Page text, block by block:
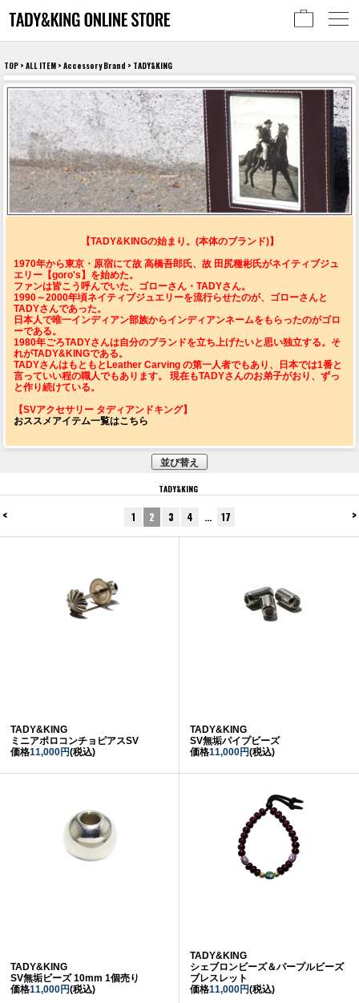
TOP > ALL ITEM > Accessory Brand > TADY&KING
【TADY&KINGの始まり。(本体のブランド)】
1970年から東京・原宿にて故 高橋吾郎氏、故 田尻種彬氏がネイティブジュ
エリー【goro's】を始めた。
ファンは皆こう呼んでいた、ゴローさん・TADYさん。
1990～2000年頃ネイティブジュエリーを流行らせたのが、ゴローさんと
TADYさんであった。
日本人で唯一インディアン部族からインディアンネームをもらったのがゴロ
ーである。
1980年ごろTADYさんは自分のブランドを立ち上げたいと思い独立する。そ
れがTADY&KINGである。
TADYさんはもともとLeather Carving の第一人者でもあり、日本では1番と
言っていい程の職人でもあります。 現在もTADYさんのお弟子がおり、ずっ
と作り続けている。
【SVアクセサリー タディアンドキング】
おススメアイテム一覧はこちら
並び替え
TADY&KING
< >
1 2 3 4 … 17
TADY&KING
ミニアポロコンチョピアスSV
価格11,000円(税込)
TADY&KING
SV無垢パイプビーズ
価格11,000円(税込)
TADY&KING
SV無垢ビーズ 10mm 1個売り
価格11,000円(税込)
TADY&KING
シェブロンビーズ＆パープルビーズ
ブレスレット
価格11,000円(税込)